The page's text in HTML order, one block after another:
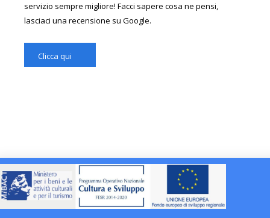
servizio sempre migliore! Facci sapere cosa ne pensi,
lasciaci una recensione su Google.
Clicca qui